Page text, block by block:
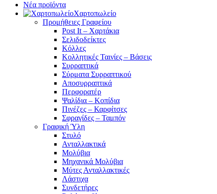
Νέα προϊόντα
Χαρτοπωλείο
Προμήθειες Γραφείου
Post It – Χαρτάκια
Σελιδοδείκτες
Κόλλες
Κολλητικές Ταινίες – Βάσεις
Συρραπτικά
Σύρματα Συρραπτικού
Αποσυρραπτικά
Περφορατέρ
Ψαλίδια – Κοπίδια
Πινέζες – Καρφίτσες
Σφραγίδες – Ταμπόν
Γραφική Ύλη
Στυλό
Ανταλλακτικά
Μολύβια
Μηχανικά Μολύβια
Μύτες Ανταλλακτικές
Λάστιχα
Συνδετήρες